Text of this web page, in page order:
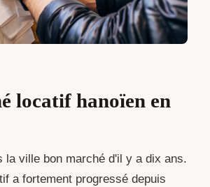
locatif hanoïen en
la ville bon marché d'il y a dix ans.
a fortement progressé depuis